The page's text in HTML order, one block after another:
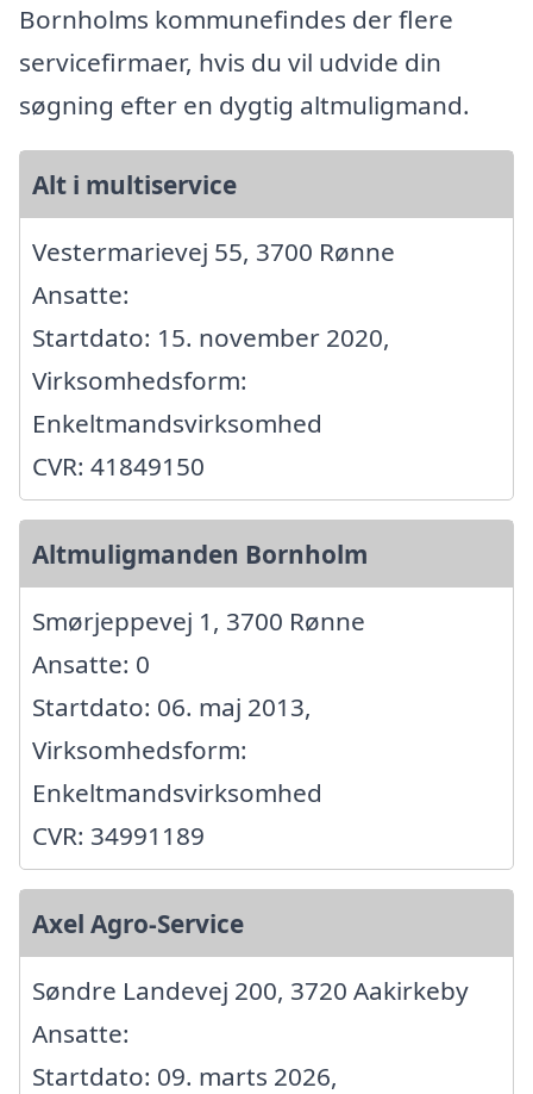
Bornholms kommunefindes der flere
servicefirmaer, hvis du vil udvide din
søgning efter en dygtig altmuligmand.
Alt i multiservice
Vestermarievej 55, 3700 Rønne
Ansatte:
Startdato: 15. november 2020,
Virksomhedsform:
Enkeltmandsvirksomhed
CVR: 41849150
Altmuligmanden Bornholm
Smørjeppevej 1, 3700 Rønne
Ansatte: 0
Startdato: 06. maj 2013,
Virksomhedsform:
Enkeltmandsvirksomhed
CVR: 34991189
Axel Agro-Service
Søndre Landevej 200, 3720 Aakirkeby
Ansatte:
Startdato: 09. marts 2026,